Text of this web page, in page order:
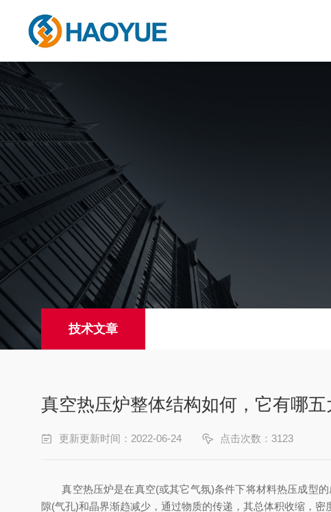
技术文章
真空热压炉整体结构如何，它有哪五
更新更新时间：2022-06-24 点击次数：3123
真空热压炉是在真空(或其它气氛)条件下将材料热压成型的
隙(气孔)和晶界渐趋减少，通过物质的传递，其总体积收缩，